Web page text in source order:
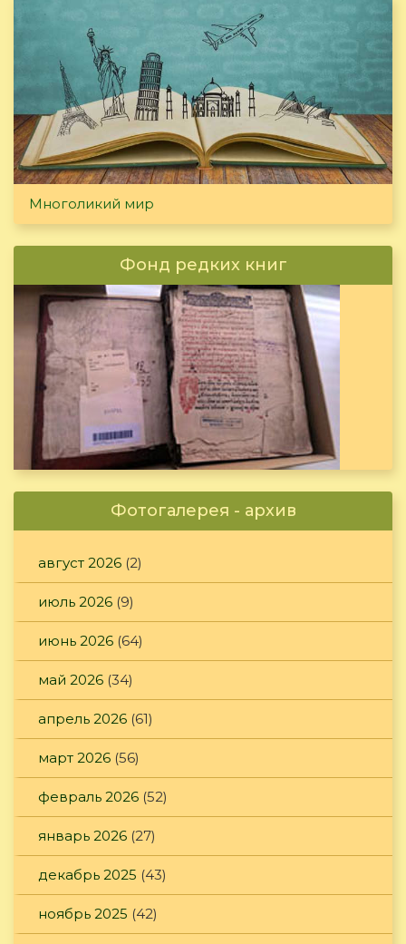
Многоликий мир
Фонд редких книг
Фотогалерея - архив
август 2026 (2)
июль 2026 (9)
июнь 2026 (64)
май 2026 (34)
апрель 2026 (61)
март 2026 (56)
февраль 2026 (52)
январь 2026 (27)
декабрь 2025 (43)
ноябрь 2025 (42)